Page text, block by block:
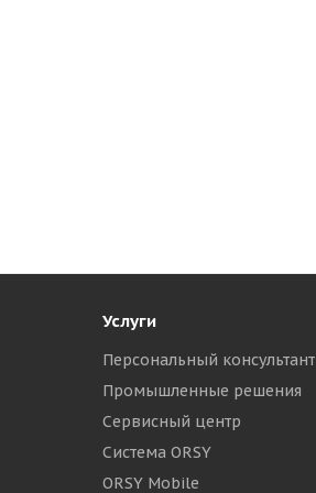
Услуги
Персональный консультант
Промышленные решения
Сервисный центр
Система ORSY
ORSY Mobile